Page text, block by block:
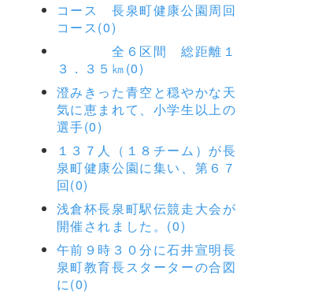
コース 長泉町健康公園周回
コース(0)
全６区間 総距離１
３．３５㎞(0)
澄みきった青空と穏やかな天
気に恵まれて、小学生以上の
選手(0)
１３７人（１８チーム）が長
泉町健康公園に集い、第６７
回(0)
浅倉杯長泉町駅伝競走大会が
開催されました。(0)
午前９時３０分に石井宣明長
泉町教育長スターターの合図
に(0)